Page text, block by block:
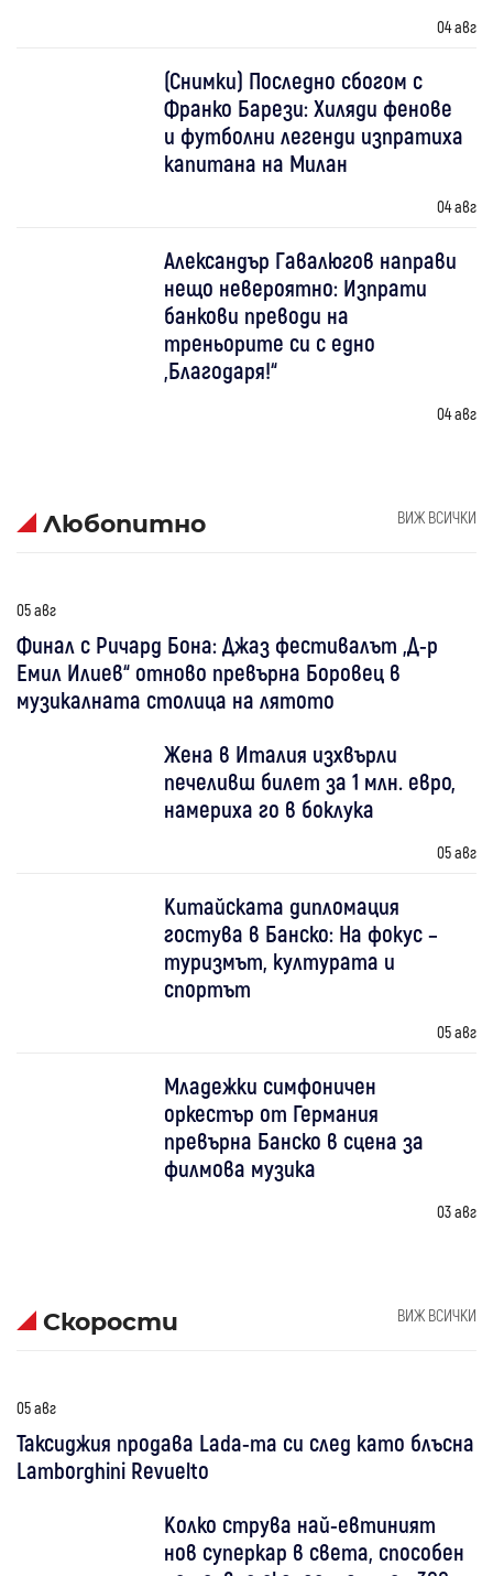
04 авг
(Снимки) Последно сбогом с
Франко Барези: Хиляди фенове
и футболни легенди изпратиха
капитана на Милан
04 авг
Александър Гавалюгов направи
нещо невероятно: Изпрати
банкови преводи на
треньорите си с едно
„Благодаря!“
04 авг
Любопитно ВИЖ ВСИЧКИ
05 авг
Финал с Ричард Бона: Джаз фестивалът „Д-р
Емил Илиев“ отново превърна Боровец в
музикалната столица на лятото
Жена в Италия изхвърли
печеливш билет за 1 млн. евро,
намериха го в боклука
05 авг
Китайската дипломация
гостува в Банско: На фокус –
туризмът, културата и
спортът
05 авг
Младежки симфоничен
оркестър от Германия
превърна Банско в сцена за
филмова музика
03 авг
Скорости ВИЖ ВСИЧКИ
05 авг
Таксиджия продава Lada-та си след като блъсна
Lamborghini Revuelto
Колко струва най-евтиният
нов суперкар в света, способен